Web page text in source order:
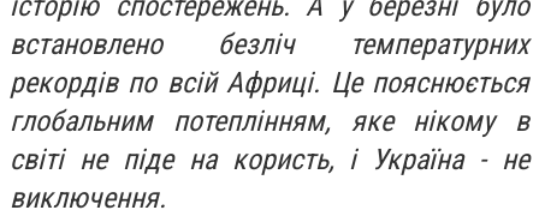
встановлено безліч температурних
рекордів по всій Африці. Це пояснюється
глобальним потеплінням, яке нікому в
світі не піде на користь, і Україна - не
виключення.